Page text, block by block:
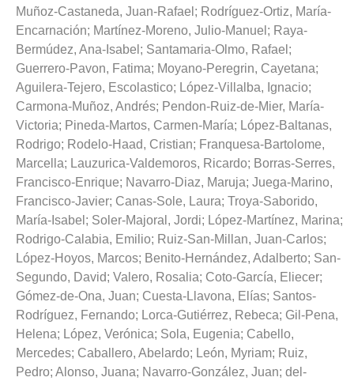
Muñoz-Castaneda, Juan-Rafael ; Rodríguez-Ortiz, María-
Encarnación; Martínez-Moreno, Julio-Manuel ; Raya-
Bermúdez, Ana-Isabel ; Santamaria-Olmo, Rafael ;
Guerrero-Pavon, Fatima; Moyano-Peregrin, Cayetana;
Aguilera-Tejero, Escolastico; López-Villalba, Ignacio;
Carmona-Muñoz, Andrés; Pendon-Ruiz-de-Mier, María-
Victoria; Pineda-Martos, Carmen-María; López-Baltanas,
Rodrigo; Rodelo-Haad, Cristian; Franquesa-Bartolome,
Marcella; Lauzurica-Valdemoros, Ricardo; Borras-Serres,
Francisco-Enrique; Navarro-Diaz, Maruja; Juega-Marino,
Francisco-Javier; Canas-Sole, Laura; Troya-Saborido,
María-Isabel ; Soler-Majoral, Jordi; López-Martínez, Marina;
Rodrigo-Calabia, Emilio; Ruiz-San-Millan, Juan-Carlos;
López-Hoyos, Marcos; Benito-Hernández, Adalberto; San-
Segundo, David; Valero, Rosalia; Coto-García, Eliecer;
Gómez-de-Ona, Juan; Cuesta-Llavona, Elías; Santos-
Rodríguez, Fernando; Lorca-Gutiérrez, Rebeca; Gil-Pena,
Helena; López, Verónica; Sola, Eugenia; Cabello,
Mercedes; Caballero, Abelardo; León, Myriam; Ruiz,
Pedro; Alonso, Juana; Navarro-González, Juan; del-